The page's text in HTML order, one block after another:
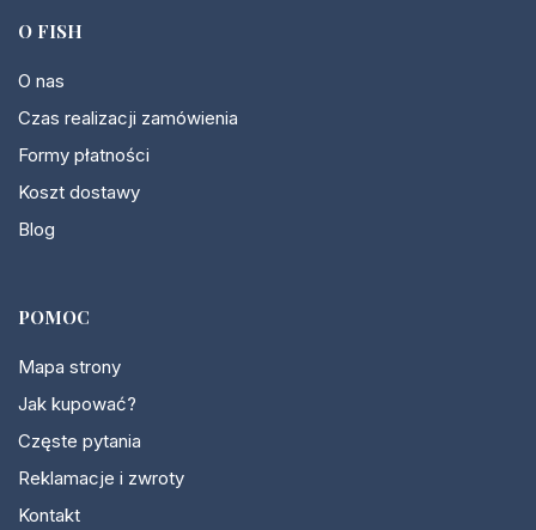
O FISH
O nas
Czas realizacji zamówienia
Formy płatności
Koszt dostawy
Blog
POMOC
Mapa strony
Jak kupować?
Częste pytania
Reklamacje i zwroty
Kontakt